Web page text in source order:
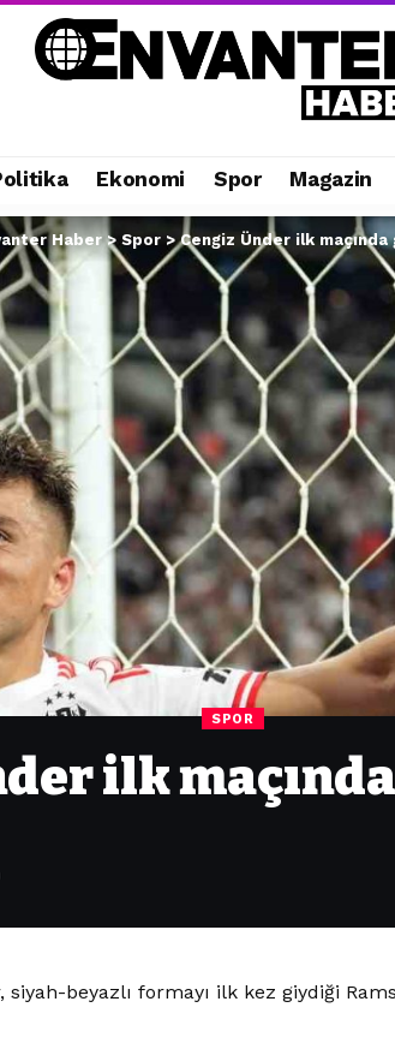
Ekonomi Spor Magazin
Haber > Spor >Cengiz Ünder ilk maçında
SPOR
ilk
beyazlı formayı ilk kez giydiği Rams